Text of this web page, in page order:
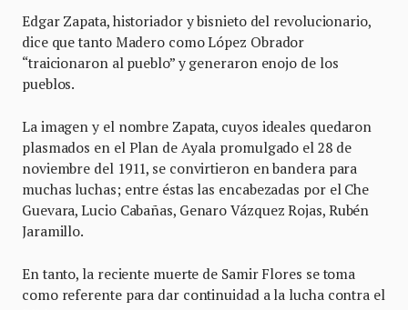
Edgar Zapata, historiador y bisnieto del revolucionario,
dice que tanto Madero como López Obrador
“traicionaron al pueblo” y generaron enojo de los
pueblos.
La imagen y el nombre Zapata, cuyos ideales quedaron
plasmados en el Plan de Ayala promulgado el 28 de
noviembre del 1911, se convirtieron en bandera para
muchas luchas; entre éstas las encabezadas por el Che
Guevara, Lucio Cabañas, Genaro Vázquez Rojas, Rubén
Jaramillo.
En tanto, la reciente muerte de Samir Flores se toma
como referente para dar continuidad a la lucha contra el